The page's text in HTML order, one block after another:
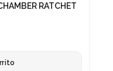
RATCHET